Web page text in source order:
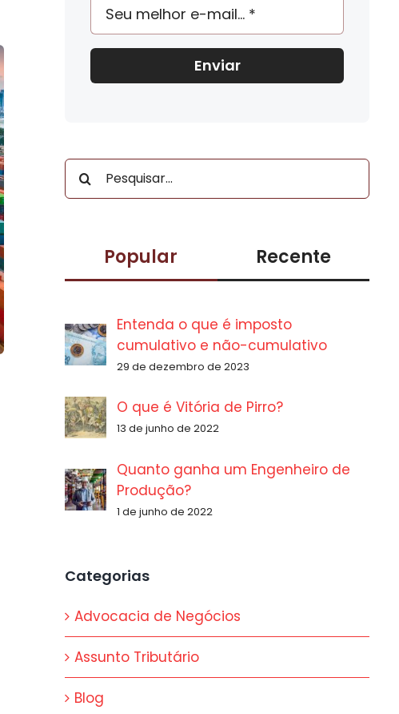
Enviar
Buscar
resultados
Popular Recente
Entenda o que é imposto
cumulativo e não-cumulativo
29 de dezembro de 2023
O que é Vitória de Pirro?
13 de junho de 2022
Quanto ganha um Engenheiro de
Produção?
1 de junho de 2022
Categorias
Advocacia de Negócios
Assunto Tributário
Blog